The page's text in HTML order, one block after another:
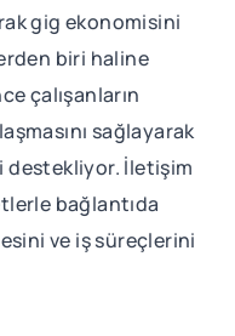
gig ekonomisini
biri haline
çalışanların
sağlayarak
destekliyor. İletişim
bağlantıda
ve iş süreçlerini